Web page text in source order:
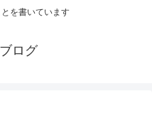
を書いています
ログ